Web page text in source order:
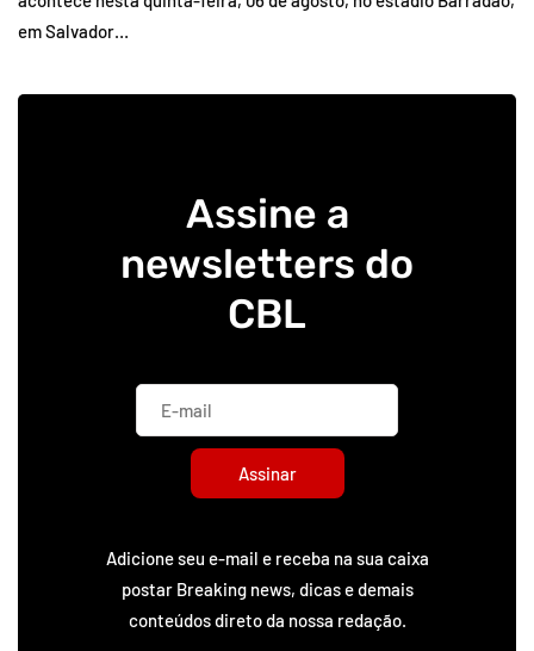
em Salvador…
Assine a
newsletters do
CBL
Assinar
Adicione seu e-mail e receba na sua caixa
postar Breaking news, dicas e demais
conteúdos direto da nossa redação.